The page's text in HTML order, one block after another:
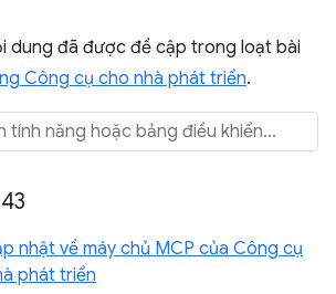
dung đã được đề cập trong loạt bài
Công cụ cho nhà phát triển.
nhật về máy chủ MCP của Công cụ
phát triển